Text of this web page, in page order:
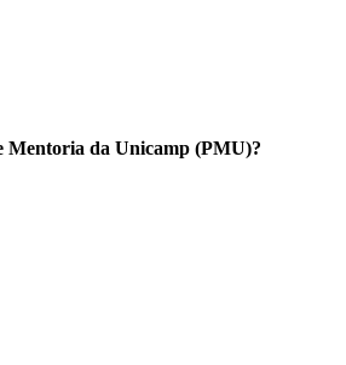
Mentoria da Unicamp (PMU)?